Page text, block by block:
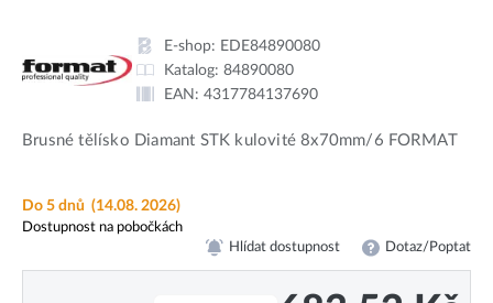
E-shop: EDE84890080
Katalog: 84890080
EAN: 4317784137690
Brusné tělísko Diamant STK kulovité 8x70mm/6 FORMAT
Do 5 dnů (14.08. 2026)
Dostupnost na pobočkách
Hlídat dostupnost Dotaz/Poptat